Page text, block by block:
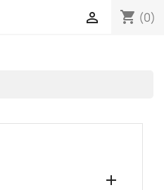
shopping_cart (0)

